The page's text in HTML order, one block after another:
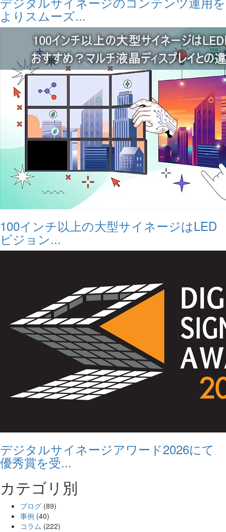
よりスムーズ...
100インチ以上の大型サイネージはLED
ビジョン...
デジタルサイネージアワード2026にて
優秀賞を受...
カテゴリ別
ブログ (89)
事例 (40)
コラム (222)